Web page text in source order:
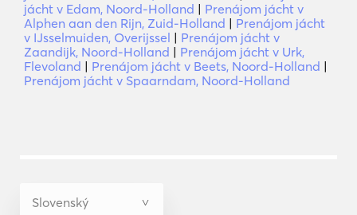
jácht v Edam, Noord-Holland | Prenájom jácht v
Alphen aan den Rijn, Zuid-Holland | Prenájom jácht
v IJsselmuiden, Overijssel | Prenájom jácht v
Zaandijk, Noord-Holland | Prenájom jácht v Urk,
Flevoland | Prenájom jácht v Beets, Noord-Holland |
Prenájom jácht v Spaarndam, Noord-Holland